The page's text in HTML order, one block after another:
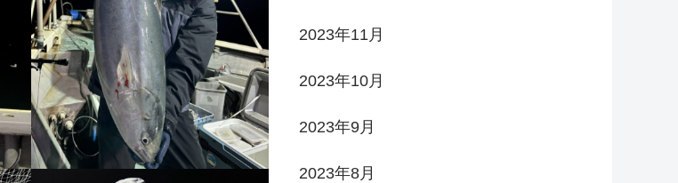
2023年11月
2023年10月
2023年9月
2023年8月